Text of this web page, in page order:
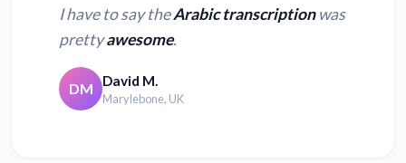
I have to say theArabic transcriptionwas
prettyawesome.
DM David M.
Marylebone, UK